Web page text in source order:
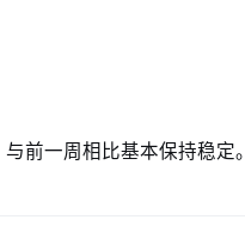
前一周相比基本保持稳定。